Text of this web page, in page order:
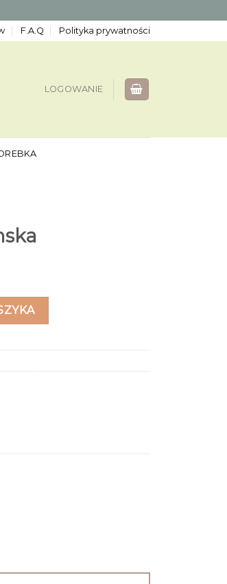
F.A.Q Polityka prywatności
LOGOWANIE